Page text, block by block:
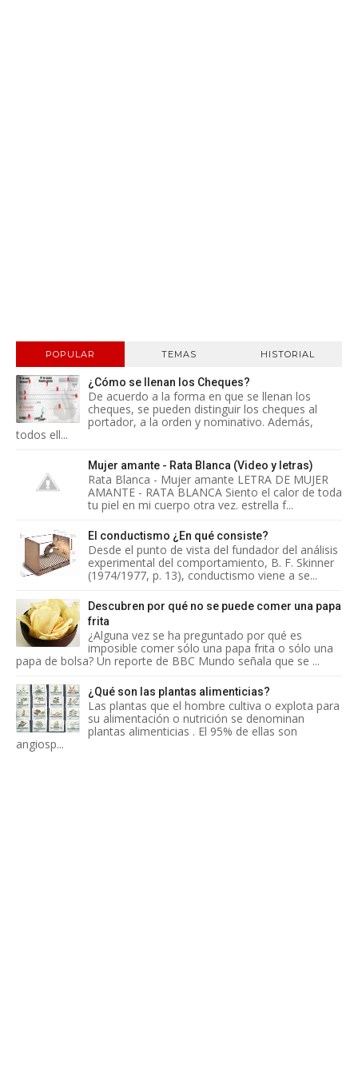
POPULAR TEMAS HISTORIAL
¿Cómo se llenan los Cheques?
De acuerdo a la forma en que se llenan los
cheques, se pueden distinguir los cheques al
portador, a la orden y nominativo. Además,
todos ell...
Mujer amante - Rata Blanca (Video y letras)
Rata Blanca - Mujer amante LETRA DE MUJER
AMANTE - RATA BLANCA Siento el calor de toda
tu piel en mi cuerpo otra vez. estrella f...
El conductismo ¿En qué consiste?
Desde el punto de vista del fundador del análisis
experimental del comportamiento, B. F. Skinner
(1974/1977, p. 13), conductismo viene a se...
Descubren por qué no se puede comer una papa
frita
¿Alguna vez se ha preguntado por qué es
imposible comer sólo una papa frita o sólo una
papa de bolsa? Un reporte de BBC Mundo señala que se ...
¿Qué son las plantas alimenticias?
Las plantas que el hombre cultiva o explota para
su alimentación o nutrición se denominan
plantas alimenticias . El 95% de ellas son
angiosp...